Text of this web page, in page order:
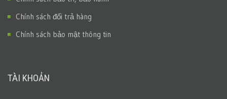
Chính sách đổi trả hàng
Chính sách bảo mật thông tin
TÀI KHOẢN